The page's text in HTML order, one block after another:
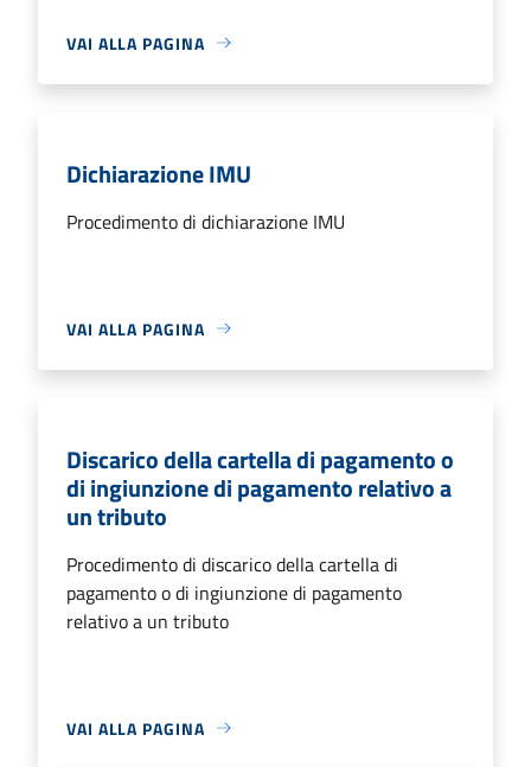
VAI ALLA PAGINA
Dichiarazione IMU
Procedimento di dichiarazione IMU
VAI ALLA PAGINA
Discarico della cartella di pagamento o
di ingiunzione di pagamento relativo a
un tributo
Procedimento di discarico della cartella di
pagamento o di ingiunzione di pagamento
relativo a un tributo
VAI ALLA PAGINA